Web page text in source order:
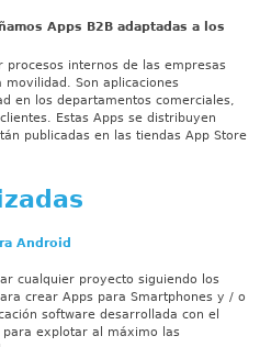
Apps B2B adaptadas a los
procesos internos de las empresas
Son aplicaciones
en los departamentos comerciales,
Estas Apps se distribuyen
publicadas en las tiendas App Store
Android
cualquier proyecto siguiendo los
crear Apps para Smartphones y / o
software desarrollada con el
para explotar al máximo las